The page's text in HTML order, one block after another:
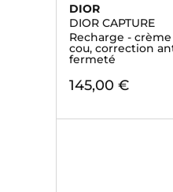
DIOR
DIOR CAPTURE
Recharge -
cou, correction
fermeté
145,00 €